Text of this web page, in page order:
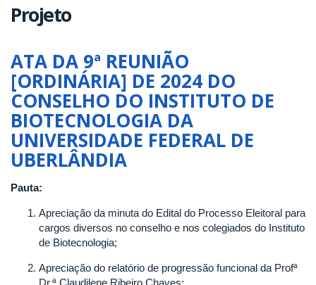
Projeto
ATA DA 9ª REUNIÃO
[ORDINÁRIA] DE 2024 DO
CONSELHO DO INSTITUTO DE
BIOTECNOLOGIA DA
UNIVERSIDADE FEDERAL DE
UBERLÂNDIA
Pauta:
Apreciação da minuta do Edital do Processo Eleitoral para
cargos diversos no conselho e nos colegiados do Instituto
de Biotecnologia;
Apreciação do relatório de progressão funcional da Profª
Dr.ª Claudilene Ribeiro Chaves;